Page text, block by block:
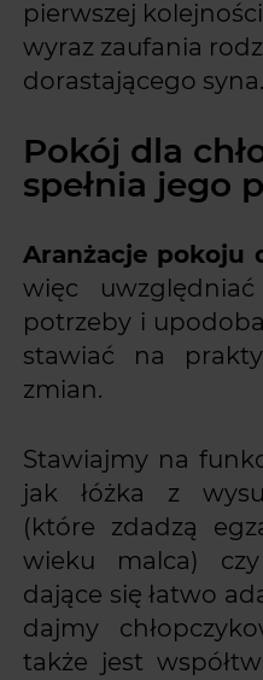
pierwszej
wyraz zaufania
dorastającego syna.
Pokój dla
spełnia jego
Aranżacje pokoju
więc
potrzeby i
stawiać na
zmian.
Stawiajmy na
jak łóżka z
(które zdadzą
wieku malca)
dające się łatwo
dajmy
także jest